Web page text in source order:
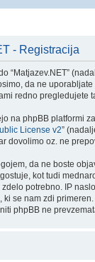
- Registracija
“Matjazev.NET”
da ne
redno pregledujete
na phpBB platformi
License v2”
dovolimo oz. ne
da ne boste
gostuje, kot tudi
potrebno. IP
ki se nam zdi
niti phpBB ne